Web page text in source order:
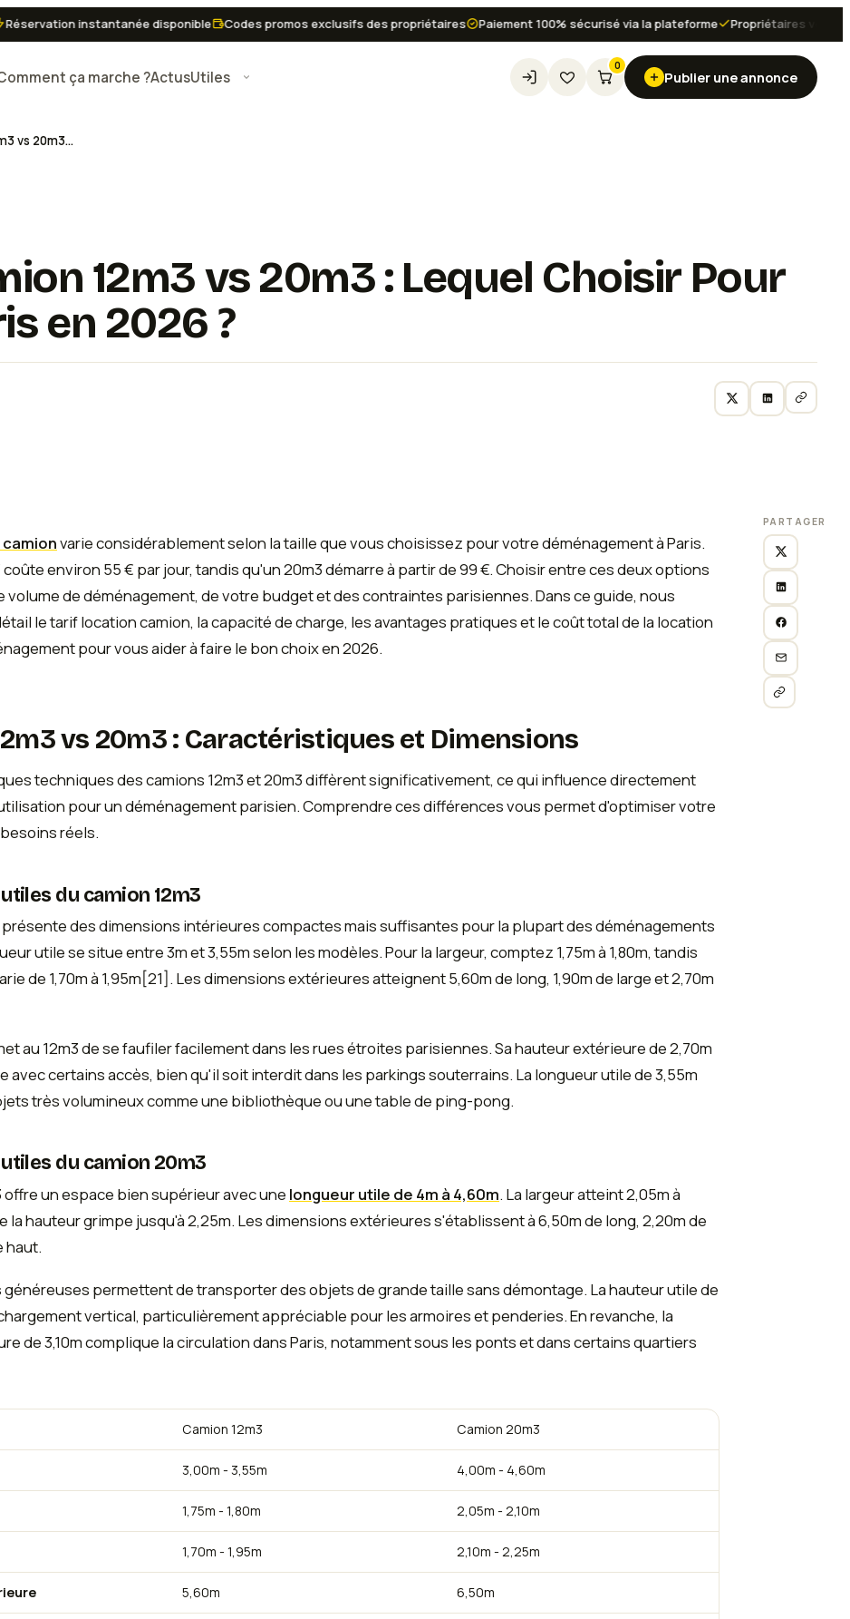
instantanée disponible Codes promos exclusifs des propriétaires Paiement 100% sécurisé via la plateforme Propriétaires vérifiés et
ça marche ?ActusUtiles
0
Publier une annonce
Prix Location Camion 12m3 vs 20m3 : Lequel Choisir Pour Déménager à Paris en 2026 ?
12m3 vs 20m3 : Lequel Choisir Pour
en 2026 ?
varie considérablement selon la taille que vous choisissez pour votre déménagement à Paris.
coûte environ 55 € par jour, tandis qu'un 20m3 démarre à partir de 99 €. Choisir entre ces deux options
volume de déménagement, de votre budget et des contraintes parisiennes. Dans ce guide, nous
le tarif location camion, la capacité de charge, les avantages pratiques et le coût total de la location
pour vous aider à faire le bon choix en 2026.
vs 20m3 : Caractéristiques et Dimensions
techniques des camions 12m3 et 20m3 diffèrent significativement, ce qui influence directement
pour un déménagement parisien. Comprendre ces différences vous permet d'optimiser votre
réels.
du camion 12m3
présente des dimensions intérieures compactes mais suffisantes pour la plupart des déménagements
utile se situe entre 3m et 3,55m selon les modèles. Pour la largeur, comptez 1,75m à 1,80m, tandis
de 1,70m à 1,95m[21]. Les dimensions extérieures atteignent 5,60m de long, 1,90m de large et 2,70m
au 12m3 de se faufiler facilement dans les rues étroites parisiennes. Sa hauteur extérieure de 2,70m
avec certains accès, bien qu'il soit interdit dans les parkings souterrains. La longueur utile de 3,55m
très volumineux comme une bibliothèque ou une table de ping-pong.
du camion 20m3
offre un espace bien supérieur avec une longueur utile de 4m à 4,60m. La largeur atteint 2,05m à
la hauteur grimpe jusqu'à 2,25m. Les dimensions extérieures s'établissent à 6,50m de long, 2,20m de
haut.
permettent de transporter des objets de grande taille sans démontage. La hauteur utile de
vertical, particulièrement appréciable pour les armoires et penderies. En revanche, la
de 3,10m complique la circulation dans Paris, notamment sous les ponts et dans certains quartiers
Camion 12m3 Camion 20m3
3,00m - 3,55m 4,00m - 4,60m
1,75m - 1,80m 2,05m - 2,10m
1,70m - 1,95m 2,10m - 2,25m
5,60m 6,50m
PARTAGER